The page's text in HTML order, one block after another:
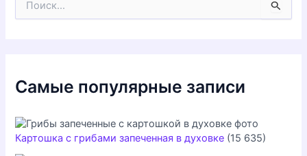
Самые популярные записи
Картошка с грибами запеченная в духовке (15 635)